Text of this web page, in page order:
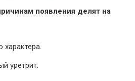
появления делят на
уретрит.